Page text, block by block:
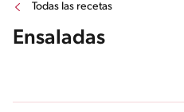
Todas las recetas
Ensaladas